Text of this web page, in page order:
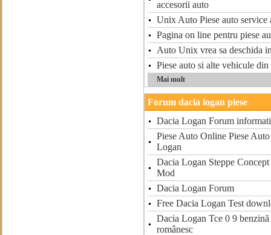
accesorii auto
Unix Auto Piese auto service
Pagina on line pentru piese
Auto Unix vrea sa deschida
Piese auto si alte vehicule
Mai mult
Forum dacia logan piese
Dacia Logan Forum
Piese Auto Online Piese
Logan
Dacia Logan Steppe
Mod
Dacia Logan Forum
Free Dacia Logan Test
Dacia Logan Tce 0 9
românesc